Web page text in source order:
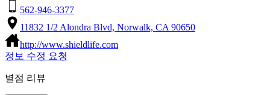
562-946-3377
11832 1/2 Alondra Blvd, Norwalk, CA 90650
http://www.shieldlife.com
정보 수정 요청
별점 리뷰